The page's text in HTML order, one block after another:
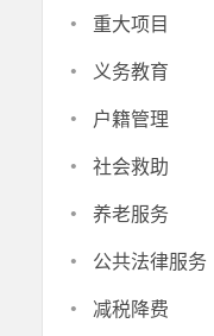
· 重大项目
· 义务教育
· 户籍管理
· 社会救助
· 养老服务
· 公共法律服务
· 减税降费